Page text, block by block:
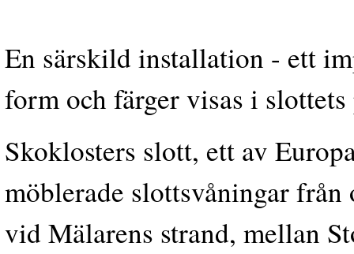
En särskild installation - ett
form och färger visas i
Skoklosters slott, ett av
möblerade slottsvåningar
vid Mälarens strand, mellan